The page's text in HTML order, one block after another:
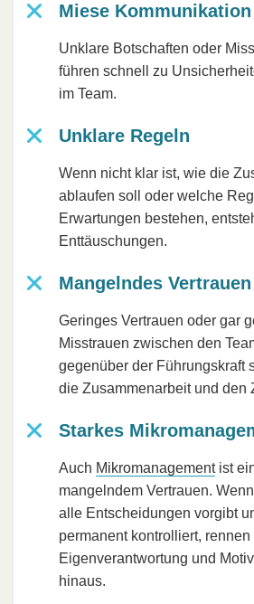
Miese Kommunikation
Unklare Botschaften oder
führen schnell zu
im Team.
Unklare Regeln
Wenn nicht klar ist, wie die
ablaufen soll oder welche
Erwartungen bestehen,
Enttäuschungen.
Mangelndes Vertrauen
Geringes Vertrauen oder gar
Misstrauen zwischen den
gegenüber der Führungskraft
die Zusammenarbeit und den
Starkes
Auch Mikromanagementist
mangelndem Vertrauen.
alle Entscheidungen vorgibt
permanent kontrolliert, rennen
Eigenverantwortung und
hinaus.